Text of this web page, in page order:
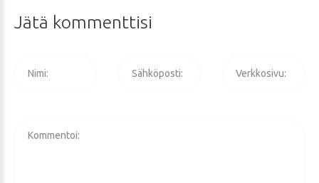
Jätä kommenttisi